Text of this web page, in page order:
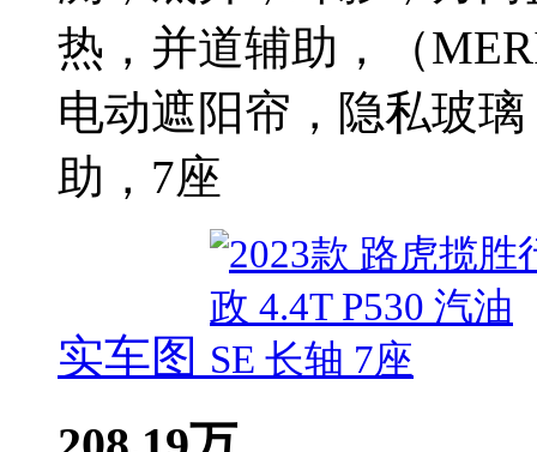
热，并道辅助，（
电动遮阳帘，隐私玻
助，7座
实车图